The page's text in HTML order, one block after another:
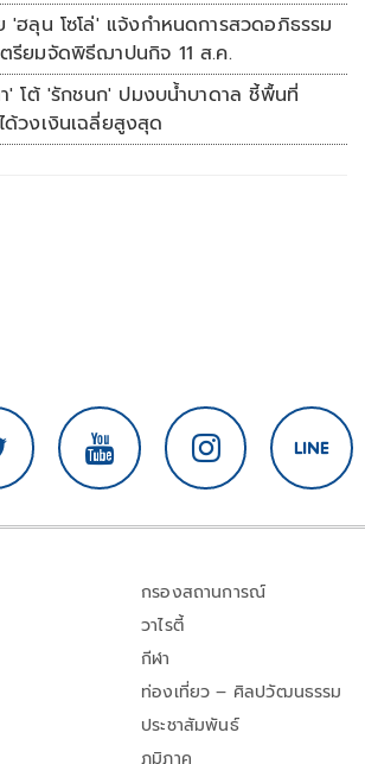
'ฮลุน โซโล่' แจ้งกำหนดการสวดอภิธรรม
รียมจัดพิธีฌาปนกิจ 11 ส.ค.
' โต้ 'รักชนก' ปมงบน้ำบาดาล ชี้พื้นที่
ด้วงเงินเฉลี่ยสูงสุด
กรองสถานการณ์
วาไรตี้
กีฬา
ท่องเที่ยว – ศิลปวัฒนธรรม
ประชาสัมพันธ์
ภูมิภาค